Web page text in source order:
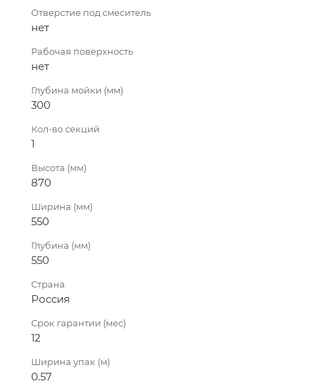
Отверстие под смеситель
нет
Рабочая поверхность
нет
Глубина мойки (мм)
300
Кол-во секций
1
Высота (мм)
870
Ширина (мм)
550
Глубина (мм)
550
Страна
Россия
Срок гарантии (мес)
12
Ширина упак (м)
0.57